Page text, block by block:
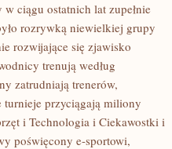
ciągu ostatnich lat zupełnie
rozrywką niewielkiej grupy
rozwijające się zjawisko
trenują według
zatrudniają trenerów,
przyciągają miliony
i Technologia i Ciekawostki i
poświęcony e-sportowi,